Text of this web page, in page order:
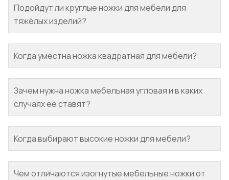
Подойдут ли круглые ножки для мебели для
тяжёлых изделий?
Когда уместна ножка квадратная для мебели?
Зачем нужна ножка мебельная угловая и в каких
случаях её ставят?
Когда выбирают высокие ножки для мебели?
Чем отличаются изогнутые мебельные ножки от